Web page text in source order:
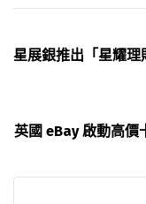
星展銀推出「星耀
英國 eBay 啟動高價